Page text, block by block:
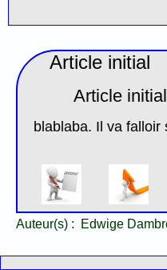
Article initial
Article initial
blablaba. Il va falloir
Auteur(s) : Edwige